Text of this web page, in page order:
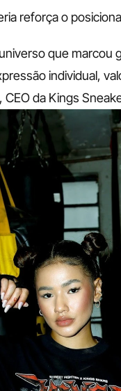
reforça o
que marcou
individual,
CEO da Kings